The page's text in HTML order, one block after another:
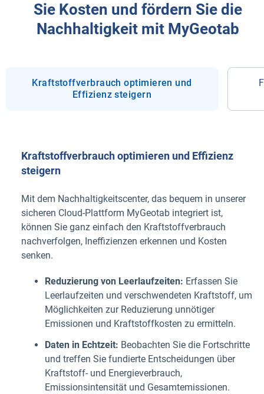
Sie Kosten und fördern Sie die
Nachhaltigkeit mit MyGeotab
Kraftstoffverbrauch optimieren und
Effizienz steigern
Kraftstoffverbrauch optimieren und Effizienz
steigern
Mit dem Nachhaltigkeitscenter, das bequem in unserer
sicheren Cloud-Plattform MyGeotab integriert ist,
können Sie ganz einfach den Kraftstoffverbrauch
nachverfolgen, Ineffizienzen erkennen und Kosten
senken.
Reduzierung von Leerlaufzeiten: Erfassen Sie
Leerlaufzeiten und verschwendeten Kraftstoff, um
Möglichkeiten zur Reduzierung unnötiger
Emissionen und Kraftstoffkosten zu ermitteln.
Daten in Echtzeit: Beobachten Sie die Fortschritte
und treffen Sie fundierte Entscheidungen über
Kraftstoff- und Energieverbrauch,
Emissionsintensität und Gesamtemissionen.